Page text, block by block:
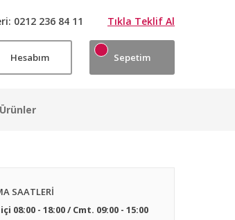
0212 236 84 11 Tıkla Teklif Al
Hesabım Sepetim
SAATLERİ
08:00 - 18:00 / Cmt. 09:00 - 15:00